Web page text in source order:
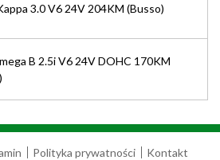
3.0 V6 24V 204KM (Busso)
B 2.5i V6 24V DOHC 170KM
Polityka prywatności Kontakt